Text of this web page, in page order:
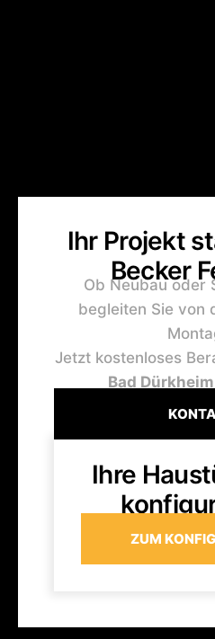
Ihr Projekt
Becker
Ob Neubau oder
begleiten Sie von
Jetzt kostenloses
Bad Dürkheim
Ihre
ZUM